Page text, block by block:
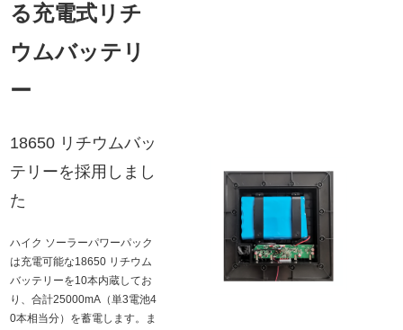
る充電式リチ
ウムバッテリ
ー
18650 リチウムバッ
テリーを採用しまし
た
ハイク ソーラーパワーパック
は充電可能な18650 リチウム
バッテリーを10本内蔵してお
り、合計25000mA（単3電池4
0本相当分）を蓄電します。ま